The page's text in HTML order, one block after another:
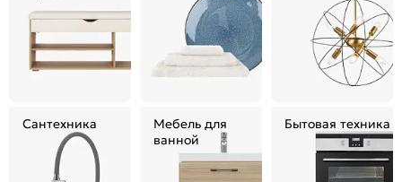
Сантехника
Мебель для
ванной
Бытовая техника